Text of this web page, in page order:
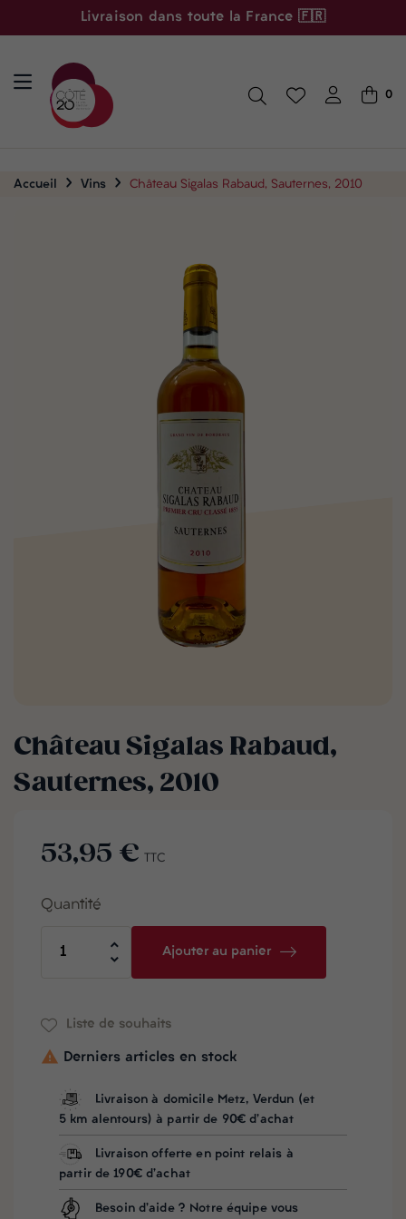
Livraison dans toute la France 🇫🇷
0
Accueil Vins Château Sigalas Rabaud, Sauternes, 2010
Château Sigalas Rabaud,
Sauternes, 2010
53,95 € TTC
Quantité
Ajouter au panier
Liste de souhaits
 Derniers articles en stock
Livraison à domicile Metz, Verdun (et
5 km alentours) à partir de 90€ d'achat
Livraison offerte en point relais à
partir de 190€ d'achat
Besoin d'aide ? Notre équipe vous